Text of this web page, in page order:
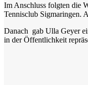
Im Anschluss folgten die
Tennisclub Sigmaringen.
Danach gab Ulla Geyer
in der Öffentlichkeit